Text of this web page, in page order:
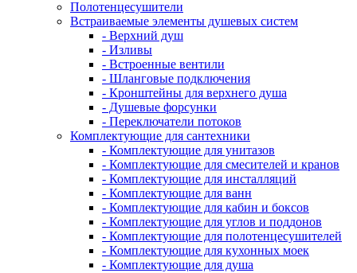
Полотенцесушители
Встраиваемые элементы душевых систем
- Верхний душ
- Изливы
- Встроенные вентили
- Шланговые подключения
- Кронштейны для верхнего душа
- Душевые форсунки
- Переключатели потоков
Комплектующие для сантехники
- Комплектующие для унитазов
- Комплектующие для смесителей и кранов
- Комплектующие для инсталляций
- Комплектующие для ванн
- Комплектующие для кабин и боксов
- Комплектующие для углов и поддонов
- Комплектующие для полотенцесушителей
- Комплектующие для кухонных моек
- Комплектующие для душа